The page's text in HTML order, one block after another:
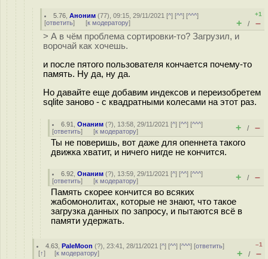
5.76 ,Аноним (77), 09:15, 29/11/2021 [^] [^^] [^^^]
[ответить] [к модератору]
+1
+ / –
> А в чём проблема сортировки-то? Загрузил, и
ворочай как хочешь.
и после пятого пользователя кончается почему-то
память. Ну да, ну да.
Но давайте еще добавим индексов и переизобретем
sqlite заново - с квадратными колесами на этот раз.
6.91 ,Онаним (?), 13:58, 29/11/2021 [^] [^^] [^^^]
[ответить] [к модератору] + / –
Ты не поверишь, вот даже для опеннета такого
движка хватит, и ничего нигде не кончится.
6.92 ,Онаним (?), 13:59, 29/11/2021 [^] [^^] [^^^]
[ответить] [к модератору] + / –
Память скорее кончится во всяких
жабомонолитах, которые не знают, что такое
загрузка данных по запросу, и пытаются всё в
памяти удержать.
4.63 ,PaleMoon (?), 23:41, 28/11/2021 [^] [^^] [^^^] [ответить]
[↑] [к модератору]
–1
+ / –